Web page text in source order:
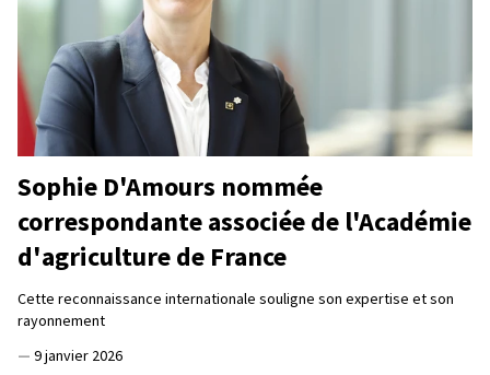
Sophie D'Amours nommée
correspondante associée de l'Académie
d'agriculture de France
Cette reconnaissance internationale souligne son expertise et son
rayonnement
— 9 janvier 2026